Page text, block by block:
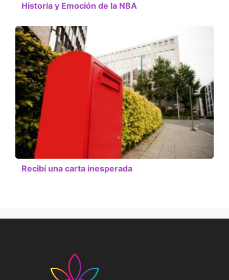
Historia y Emoción de la NBA
Recibí una carta inesperada